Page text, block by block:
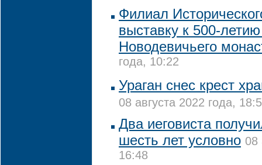
Филиал
выставку к 500-
Новодевичьего
года, 10:22
Ураган снес крест
08 августа 2022 года,
Два иеговиста
шесть лет условно 08
16:48